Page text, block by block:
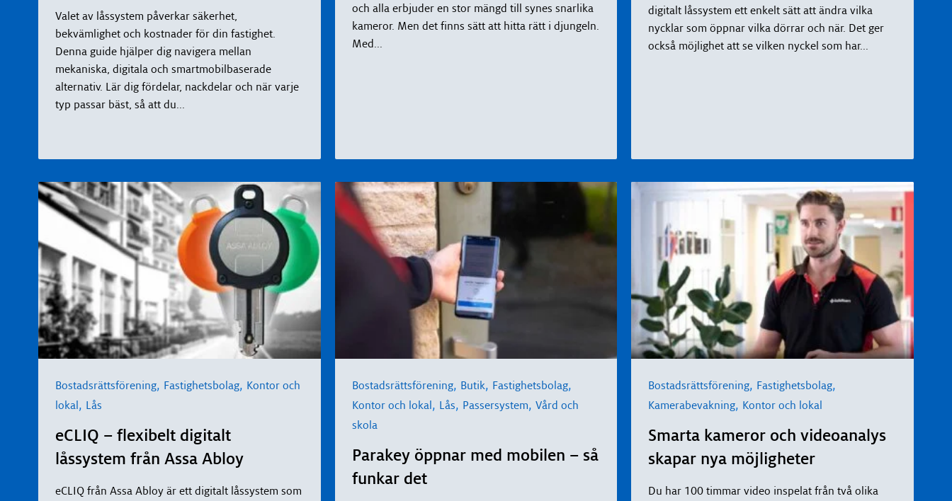
Valet av låssystem påverkar säkerhet,
bekvämlighet och kostnader för din fastighet.
Denna guide hjälper dig navigera mellan
mekaniska, digitala och smartmobilbaserade
alternativ. Lär dig fördelar, nackdelar och när varje
typ passar bäst, så att du...
och alla erbjuder en stor mängd till synes snarlika
kameror. Men det finns sätt att hitta rätt i djungeln.
Med...
digitalt låssystem ett enkelt sätt att ändra vilka
nycklar som öppnar vilka dörrar och när. Det ger
också möjlighet att se vilken nyckel som har...
Bostadsrättsförening, Fastighetsbolag, Kontor och
lokal, Lås
eCLIQ – flexibelt digitalt
låssystem från Assa Abloy
eCLIQ från Assa Abloy är ett digitalt låssystem som
Bostadsrättsförening, Butik, Fastighetsbolag,
Kontor och lokal, Lås, Passersystem, Vård och
skola
Parakey öppnar med mobilen – så
funkar det
Bostadsrättsförening, Fastighetsbolag,
Kamerabevakning, Kontor och lokal
Smarta kameror och videoanalys
skapar nya möjligheter
Du har 100 timmar video inspelat från två olika